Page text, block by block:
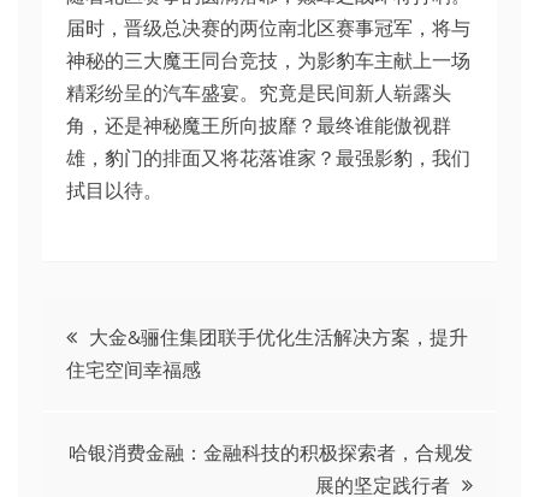
届时，晋级总决赛的两位南北区赛事冠军，将与
神秘的三大魔王同台竞技，为影豹车主献上一场
精彩纷呈的汽车盛宴。究竟是民间新人崭露头
角，还是神秘魔王所向披靡？最终谁能傲视群
雄，豹门的排面又将花落谁家？最强影豹，我们
拭目以待。
文
章
导
大金&骊住集团联手优化生活解决方案，提升
住宅空间幸福感
哈银消费金融：金融科技的积极探索者，合规发
展的坚定践行者